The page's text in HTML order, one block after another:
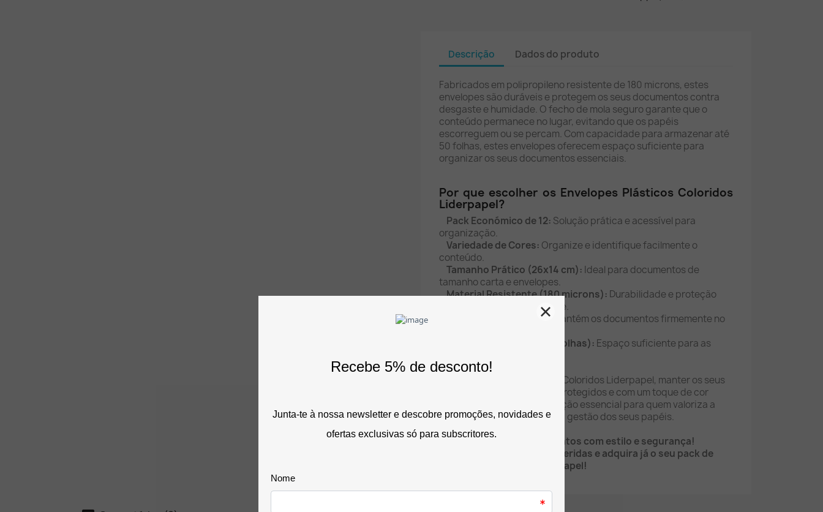
Descrição Dados do produto
Fabricados em polipropileno resistente de 180 microns, estes
envelopes são duráveis e protegem os seus documentos contra
desgaste e humidade. O fecho de mola seguro garante que o
conteúdo permanece no lugar, evitando que os papéis
escorreguem ou se percam. Com capacidade para armazenar até
50 folhas, estes envelopes oferecem espaço suficiente para
organizar os seus documentos essenciais.
Por que escolher os Envelopes Plásticos Coloridos
Liderpapel?
Pack Económico de 12: Solução prática e acessível para
organização.
Variedade de Cores: Organize e identifique facilmente o
conteúdo.
Tamanho Prático (26x14 cm): Ideal para documentos de
tamanho carta e envelopes.
Material Resistente (180 microns): Durabilidade e proteção
contra desgaste e humidade.
Fecho de Mola Seguro: Mantém os documentos firmemente no
Boa Capacidade (até 50 folhas): Espaço suficiente para as
Com os Envelopes Plásticos Coloridos Liderpapel, manter os seus
documentos organizados, protegidos e com um toque de cor
nunca foi tão fácil. Uma solução essencial para quem valoriza a
praticidade e a eficiência na gestão dos seus papéis.
Organize os seus documentos com estilo e segurança!
Escolha as suas cores preferidas e adquira já o seu pack de
Envelopes Plásticos Liderpapel!